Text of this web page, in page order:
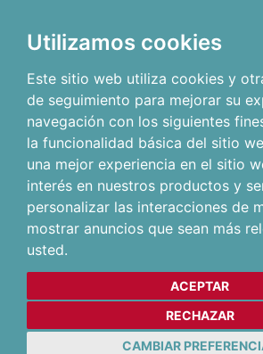
Utilizamos cookies
Este sitio web utiliza cookies y
de seguimiento para mejorar su
navegación con los siguientes
la funcionalidad básica del sitio
una mejor experiencia en el sitio
interés en nuestros productos y
personalizar las interacciones de
mostrar anuncios que sean más
usted.
ACEPTAR
RECHAZAR
CAMBIAR